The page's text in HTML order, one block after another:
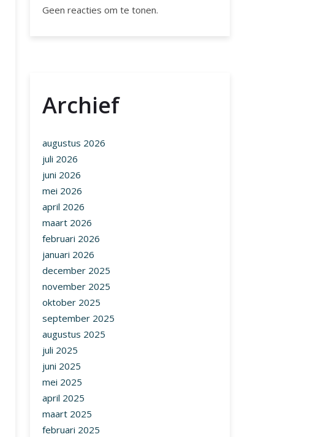
Geen reacties om te tonen.
Archief
augustus 2026
juli 2026
juni 2026
mei 2026
april 2026
maart 2026
februari 2026
januari 2026
december 2025
november 2025
oktober 2025
september 2025
augustus 2025
juli 2025
juni 2025
mei 2025
april 2025
maart 2025
februari 2025